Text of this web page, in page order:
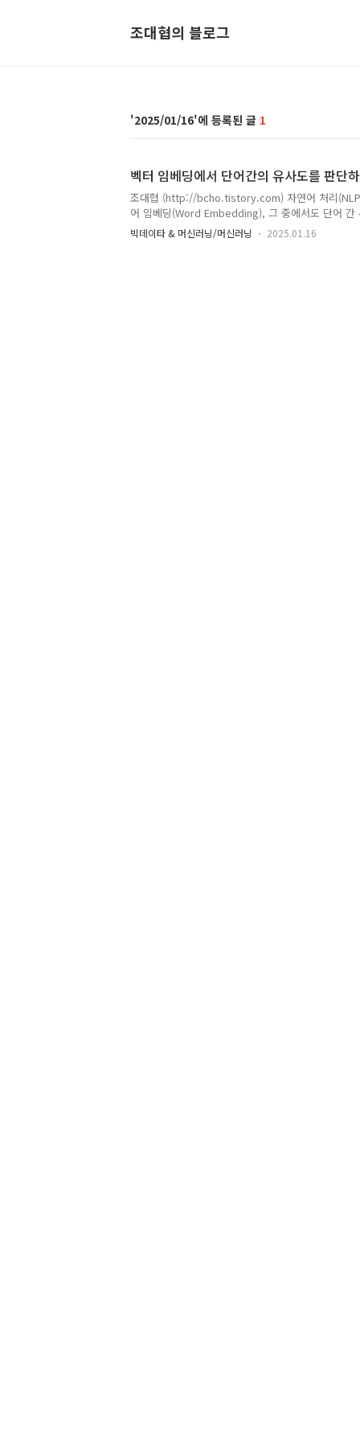
조대협의 블로그
2025/01/16 1
벡터 임베딩에서 단어간의 유사도를 판단
조대협 (http://bcho.tistory.com) 자연어 처리
어 임베딩(Word Embedding), 그 중에서도 단어 간
지 그 원리를 깊이 있게 파헤쳐 보려고 한다.혹시 컴
를 이해하고, "고양이"와 "강아지"가 유사한 단어라
설(Distributional Hypothesis) 에 기반을 두고 있다
빅데이타 & 머신러닝/머신러닝 2025.01.16